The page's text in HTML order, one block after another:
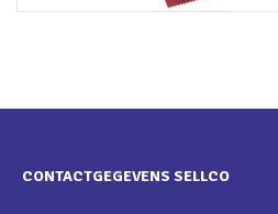
CONTACTGEGEVENS SELLCO